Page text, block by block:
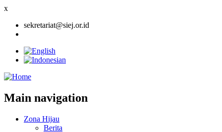
x
sekretariat@siej.or.id
Main navigation
Zona Hijau
Berita